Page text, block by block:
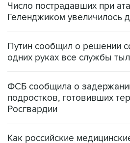
Число пострадавших при
Геленджиком увеличилось
Путин сообщил о решении
одних руках все службы
ФСБ сообщила о
подростков, готовивших
Росгвардии
Как российские